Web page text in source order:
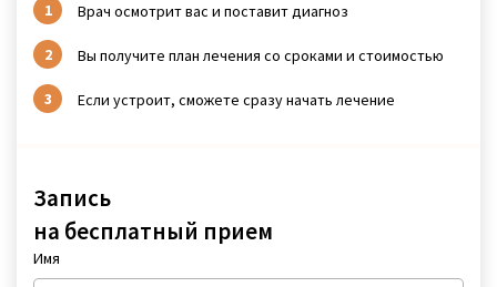
Запись
на бесплатный прием
Имя
Врач осмотрит вас и поставит диагноз
Вы получите план лечения со сроками и стоимостью
Если устроит, сможете сразу начать лечение